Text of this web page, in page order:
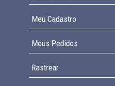
Meu Cadastro
Meus Pedidos
Rastrear